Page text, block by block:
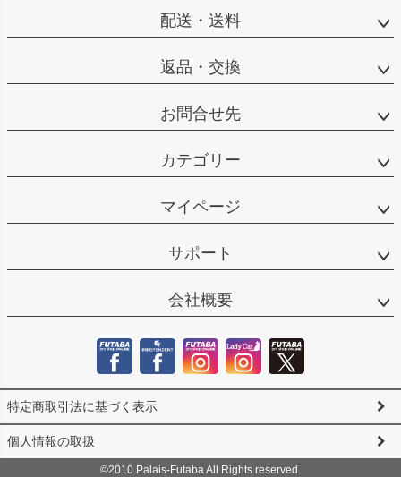
配送・送料
返品・交換
お問合せ先
カテゴリー
マイページ
サポート
会社概要
特定商取引法に基づく表示
個人情報の取扱
©2010 Palais-Futaba All Rights reserved.